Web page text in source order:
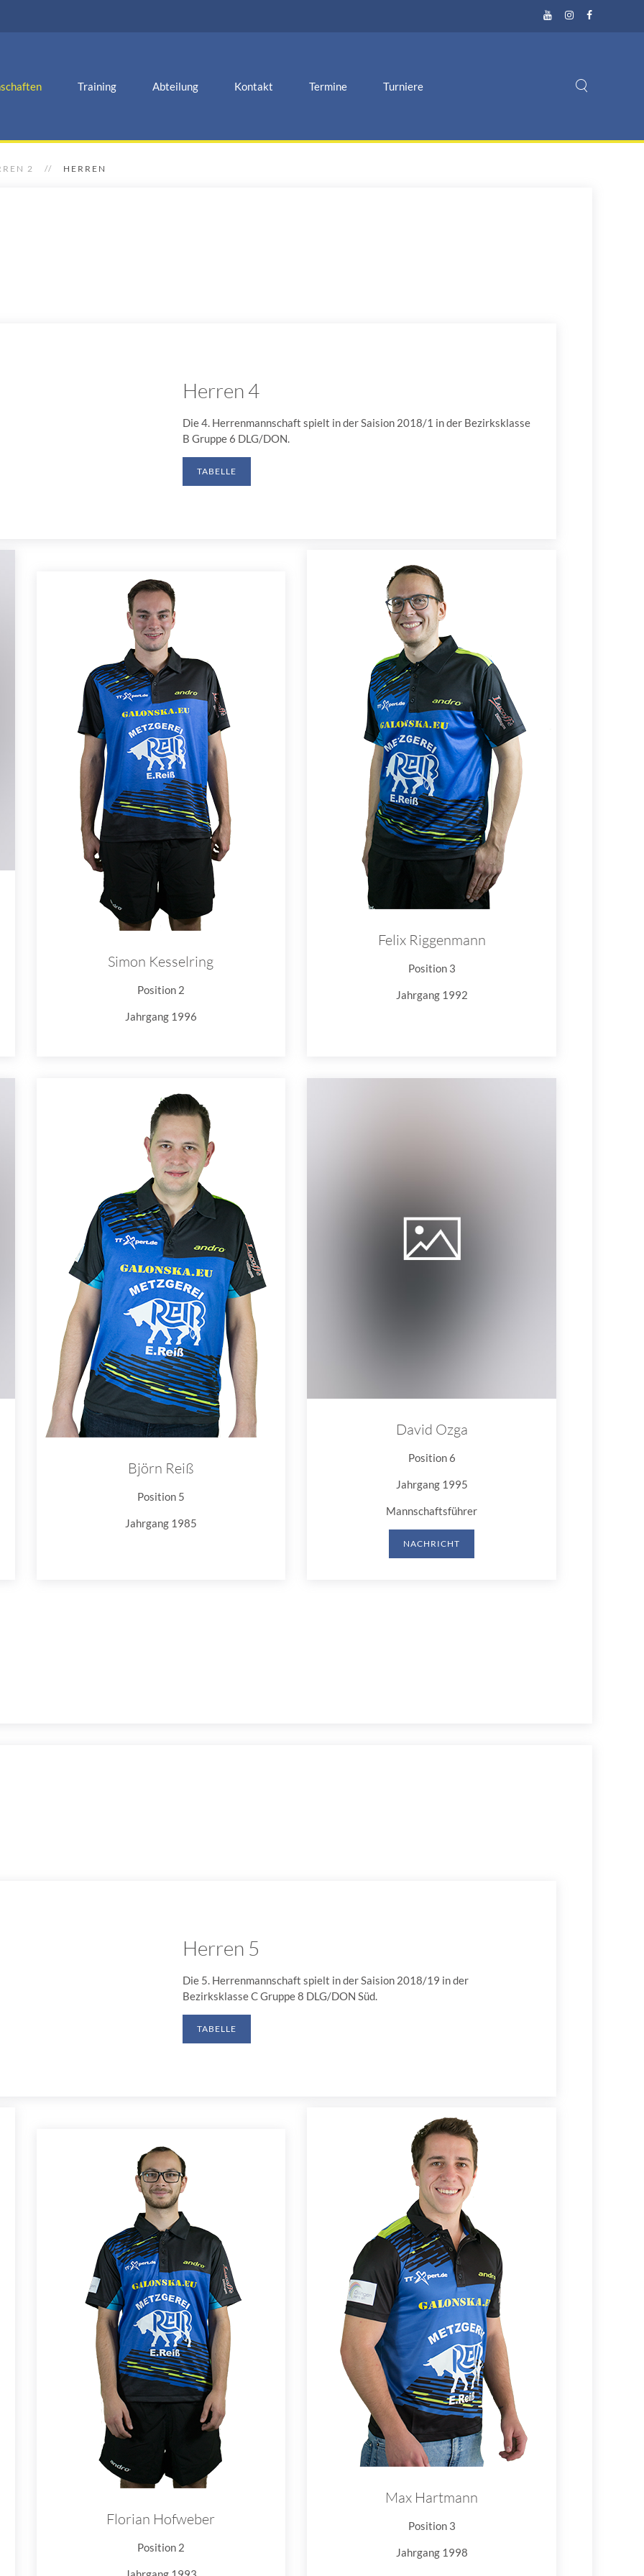
Training Abteilung Kontakt Termine Turniere
2 HERREN
Herren 4
Die 4. Herrenmannschaft spielt in der Saision 2018/1 in der Bezirksklasse
B Gruppe 6 DLG/DON.
TABELLE
Simon Kesselring
Position 2
Jahrgang 1996
Felix Riggenmann
Position 3
Jahrgang 1992
Björn Reiß
Position 5
Jahrgang 1985
David Ozga
Position 6
Jahrgang 1995
Mannschaftsführer
NACHRICHT
Herren 5
Die 5. Herrenmannschaft spielt in der Saision 2018/19 in der
Bezirksklasse C Gruppe 8 DLG/DON Süd.
TABELLE
Florian Hofweber
Position 2
Max Hartmann
Position 3
Jahrgang 1998